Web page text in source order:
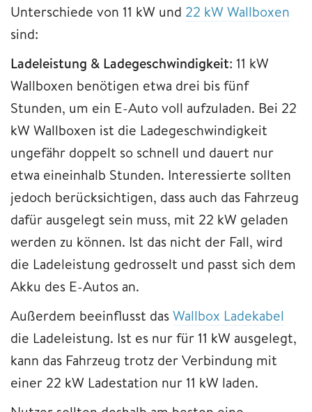
Unterschiede von 11 kW und 22 kW Wallboxen
sind:
Ladeleistung & Ladegeschwindigkeit: 11 kW
Wallboxen benötigen etwa drei bis fünf
Stunden, um ein E-Auto voll aufzuladen. Bei 22
kW Wallboxen ist die Ladegeschwindigkeit
ungefähr doppelt so schnell und dauert nur
etwa eineinhalb Stunden. Interessierte sollten
jedoch berücksichtigen, dass auch das Fahrzeug
dafür ausgelegt sein muss, mit 22 kW geladen
werden zu können. Ist das nicht der Fall, wird
die Ladeleistung gedrosselt und passt sich dem
Akku des E-Autos an.
Außerdem beeinflusst dasWallbox Ladekabel
die Ladeleistung. Ist es nur für 11 kW ausgelegt,
kann das Fahrzeug trotz der Verbindung mit
einer 22 kW Ladestation nur 11 kW laden.